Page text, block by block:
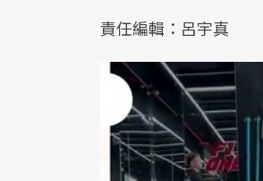
責任編輯：呂宇真